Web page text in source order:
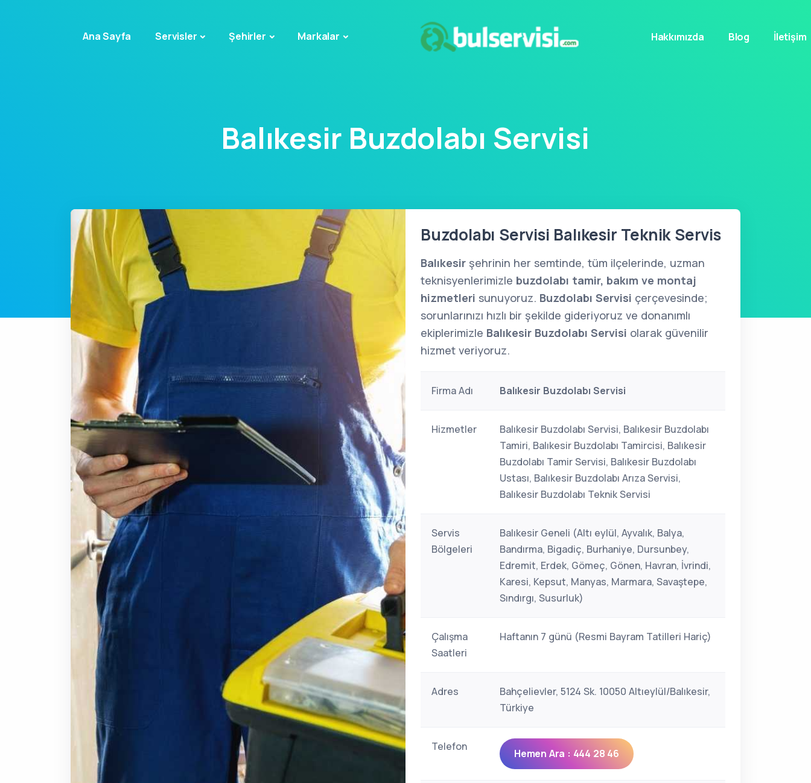
Ana Sayfa Servisler Şehirler Markalar Hakkımızda Blog İletişim
Balıkesir Buzdolabı Servisi
Buzdolabı Servisi Balıkesir Teknik Servis
Balıkesir şehrinin her semtinde, tüm ilçelerinde, uzman
teknisyenlerimizle buzdolabı tamir, bakım ve montaj
hizmetleri sunuyoruz. Buzdolabı Servisi çerçevesinde;
sorunlarınızı hızlı bir şekilde gideriyoruz ve donanımlı
ekiplerimizle Balıkesir Buzdolabı Servisi olarak güvenilir
hizmet veriyoruz.
Firma Adı Balıkesir Buzdolabı Servisi
Hizmetler
Balıkesir Buzdolabı Servisi, Balıkesir Buzdolabı
Tamiri, Balıkesir Buzdolabı Tamircisi, Balıkesir
Buzdolabı Tamir Servisi, Balıkesir Buzdolabı
Ustası, Balıkesir Buzdolabı Arıza Servisi,
Balıkesir Buzdolabı Teknik Servisi
Servis
Bölgeleri
Balıkesir Geneli (Altı eylül, Ayvalık, Balya,
Bandırma, Bigadiç, Burhaniye, Dursunbey,
Edremit, Erdek, Gömeç, Gönen, Havran, İvrindi,
Karesi, Kepsut, Manyas, Marmara, Savaştepe,
Sındırgı, Susurluk)
Çalışma
Saatleri
Haftanın 7 günü (Resmi Bayram Tatilleri Hariç)
Adres
Bahçelievler, 5124 Sk. 10050 Altıeylül/Balıkesir,
Türkiye
Telefon
Hemen Ara : 444 28 46